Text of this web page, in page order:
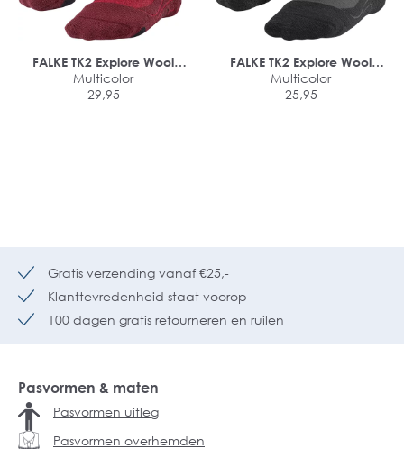
FALKE TK2 Explore Wool
dames trekking sokken
Multicolor
29,95
FALKE TK2 Explore Wool
Short dames trekking
sokken
Multicolor
25,95
Gratis verzending vanaf €25,-
Klanttevredenheid staat voorop
100 dagen gratis retourneren en ruilen
Pasvormen & maten
Pasvormen uitleg
Pasvormen overhemden